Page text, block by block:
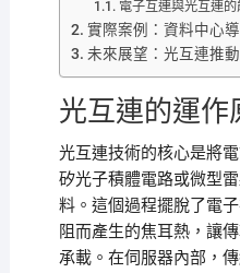
電子互連與光互連
實際案例：資料中心
未來展望：光互連推
光互連的運作
光互連技術的核心是將
矽光子積體電路或微型
料。這個過程擺脫了電
阻而產生的焦耳熱，讓
承載。在伺服器內部，